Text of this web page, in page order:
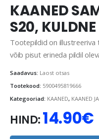
KAANED
S20, KULDNE
Tootepildid on illustreeriva
võib pisut erineda pildil
Saadavus: Laost otsas
Tootekood: 5900495819666
Kategooriad: KAANED, KAANED
HIND:14.90€